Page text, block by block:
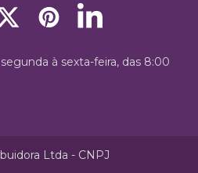
à sexta-feira, das 8:00
Ltda - CNPJ